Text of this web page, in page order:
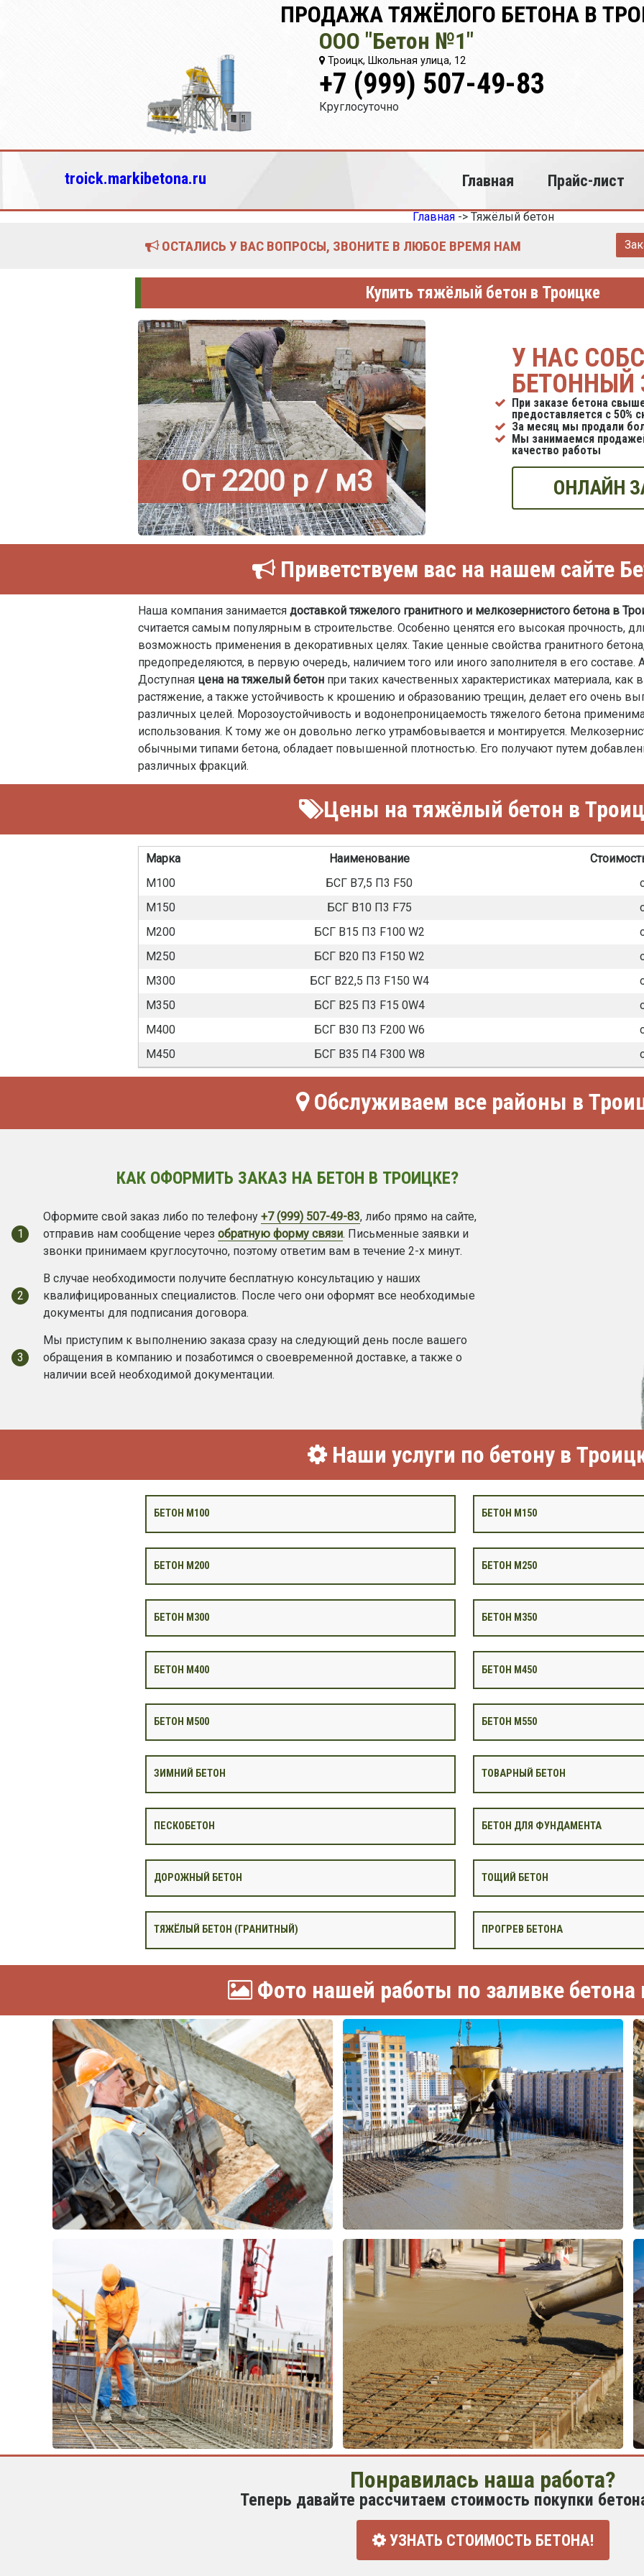
ПРОДАЖА ТЯЖЁЛОГО БЕТОНА В
ООО "Бетон №1"
Троицк, Школьная улица, 12
+7 (999) 507-49-83
Круглосуточно
troick.markibetona.ru Главная Прайс-лист
Главная-> Тяжёлый бетон
ОСТАЛИСЬ У ВАС ВОПРОСЫ, ЗВОНИТЕ В ЛЮБОЕ ВРЕМЯ НАМ
Купить тяжёлый бетон в Троицке
От 2200 р / м3
У НАС
БЕТОННЫЙ
При заказе бетона
предоставляется с 50%
За месяц мы продали
Мы занимаемся
качество работы
ОНЛАЙН
Приветствуем вас на нашем сайте
Наша компания занимается доставкой тяжелого гранитного и мелкозернистого бетона в
считается самым популярным в строительстве. Особенно ценятся его высокая прочность,
возможность применения в декоративных целях. Такие ценные свойства гранитного
предопределяются, в первую очередь, наличием того или иного заполнителя в его составе.
Доступная цена на тяжелый бетон при таких качественных характеристиках материала,
растяжение, а также устойчивость к крошению и образованию трещин, делает его очень
различных целей. Морозоустойчивость и водонепроницаемость тяжелого бетона
использования. К тому же он довольно легко утрамбовывается и монтируется.
обычными типами бетона, обладает повышенной плотностью. Его получают путем
различных фракций.
Цены на тяжёлый бетон в
Марка Наименование
М100
БСГ В7,5 П3 F50
М150
БСГ В10 П3 F75
М200
БСГ В15 П3 F100 W2
М250
БСГ В20 П3 F150 W2
М300
БСГ В22,5 П3 F150 W4
М350
БСГ В25 П3 F15 0W4
М400
БСГ В30 П3 F200 W6
М450
БСГ В35 П4 F300 W8
Обслуживаем все районы в
КАК ОФОРМИТЬ ЗАКАЗ НА БЕТОН В ТРОИЦКЕ?
1
Оформите свой заказ либо по телефону +7 (999) 507-49-83, либо прямо на сайте,
отправив нам сообщение через обратную форму связи. Письменные заявки и
звонки принимаем круглосуточно, поэтому ответим вам в течение 2-х минут.
2
В случае необходимости получите бесплатную консультацию у наших
квалифицированных специалистов. После чего они оформят все необходимые
документы для подписания договора.
3
Мы приступим к выполнению заказа сразу на следующий день после вашего
обращения в компанию и позаботимся о своевременной доставке, а также о
наличии всей необходимой документации.
Наши услуги по бетону в
БЕТОН М100 БЕТОН М150
БЕТОН М200 БЕТОН М250
БЕТОН М300 БЕТОН М350
БЕТОН М400 БЕТОН М450
БЕТОН М500 БЕТОН М550
ЗИМНИЙ БЕТОН ТОВАРНЫЙ БЕТОН
ПЕСКОБЕТОН БЕТОН ДЛЯ ФУНДАМЕНТА
ДОРОЖНЫЙ БЕТОН ТОЩИЙ БЕТОН
ТЯЖЁЛЫЙ БЕТОН (ГРАНИТНЫЙ) ПРОГРЕВ БЕТОНА
Фото нашей работы по заливке бетона
Понравилась наша работа?
Теперь давайте рассчитаем стоимость покупки
УЗНАТЬ СТОИМОСТЬ БЕТОНА!